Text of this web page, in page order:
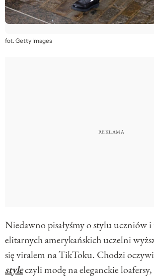
fot. Getty Images
Niedawno pisałyśmy o stylu uczniów
elitarnych amerykańskich uczelni
się viralem na TikToku. Chodzi
styleczyli modę na eleganckie